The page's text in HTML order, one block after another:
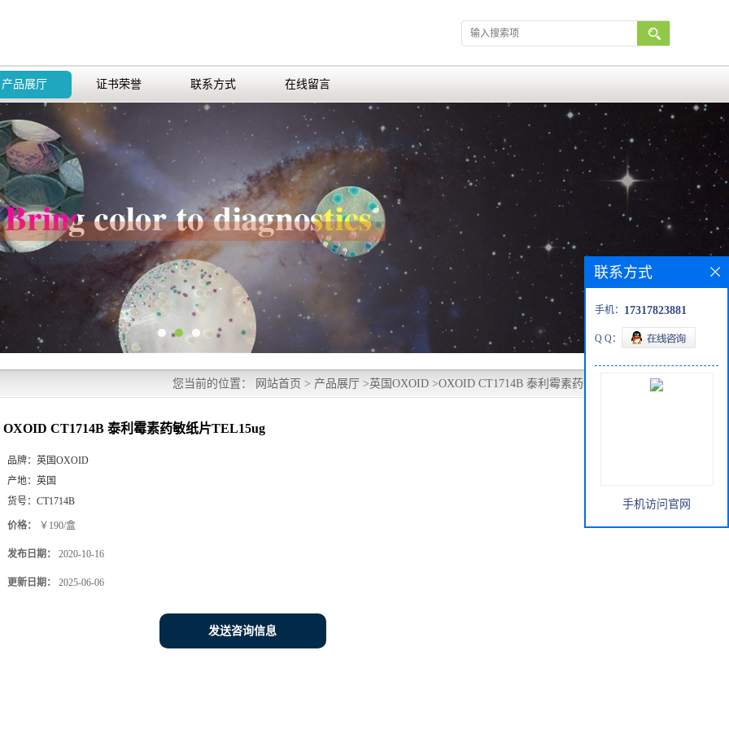
产品展厅 证书荣誉 联系方式 在线留言
您当前的位置： 网站首页 > 产品展厅 >英国OXOID >OXOID CT1714B 泰利霉素药敏纸片TEL15ug
OXOID CT1714B 泰利霉素药敏纸片TEL15ug
品牌： 英国OXOID
产地： 英国
货号： CT1714B
价格： ￥190/盒
发布日期： 2020-10-16
更新日期： 2025-06-06
发送咨询信息
联系方式
手机： 17317823881
Q Q：
手机访问官网